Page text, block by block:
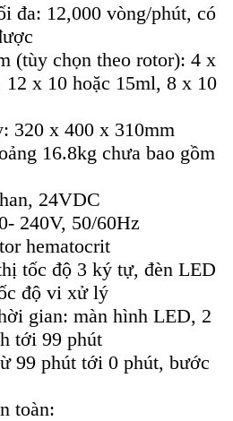
đa: 12,000 vòng/phút, có
(tùy chọn theo rotor): 4 x
x 10 hoặc 15ml, 8 x 10
320 x 400 x 310mm
16.8kg chưa bao gồm
24VDC
240V, 50/60Hz
hematocrit
tốc độ 3 ký tự, đèn LED
độ vi xử lý
gian: màn hình LED, 2
tới 99 phút
99 phút tới 0 phút, bước
toàn: